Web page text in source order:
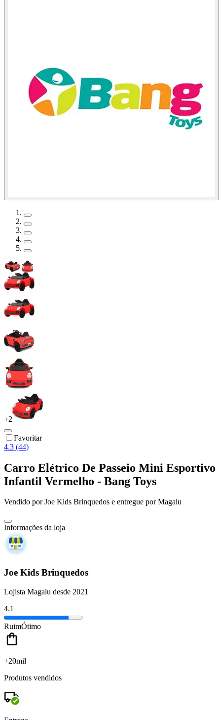
+2
Favoritar
4.3 (44)
Carro Elétrico De Passeio Mini Esportivo
Infantil Vermelho - Bang Toys
Vendido porJoe Kids Brinquedos e entregue por Magalu
Informações da loja
Joe Kids Brinquedos
Lojista Magalu desde 2021
4.1
RuimÓtimo
+20mil
Produtos vendidos